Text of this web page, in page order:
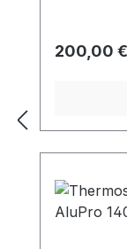
Regulärer
200,00 €